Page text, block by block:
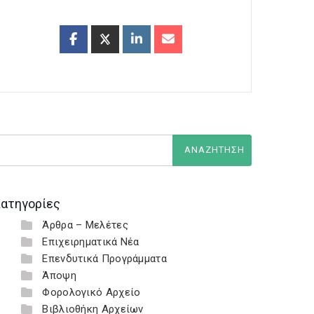
Άρθρα – Μελέτες
Επιχειρηματικά Νέα
Επενδυτικά Προγράμματα
Άποψη
Φορολογικό Αρχείο
Βιβλιοθήκη Αρχείων